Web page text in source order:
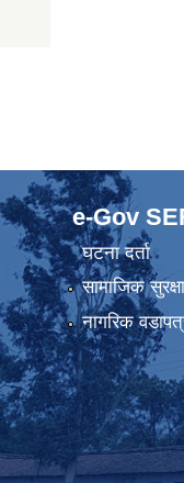
e-Gov
घटना दर्ता
सामाजिक सुरक्षा
नागरिक